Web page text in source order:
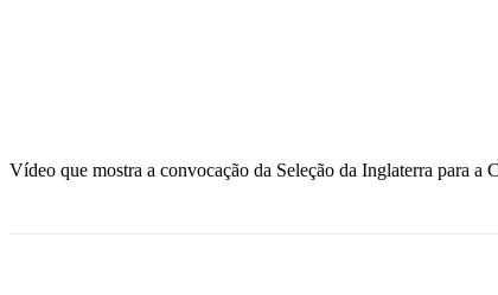
Vídeo que mostra a convocação da Seleção da Inglaterra para a